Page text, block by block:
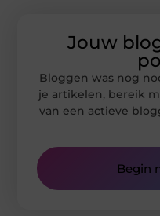
Jouw
Bloggen was nog
je artikelen, bereik
van een actieve
Begin